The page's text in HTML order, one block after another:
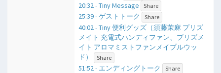
20:32 - Tiny Message Share
25:39 - ゲストトーク Share
40:02 - Tiny 便利グッズ（須藤茉麻 プリズ
メイト 充電式ハンディファン、プリズメ
イト アロマミストファンメイプルウッ
ド）
Share
51:52 - エンディングトーク Share